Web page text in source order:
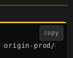
copy
origin-prod/main